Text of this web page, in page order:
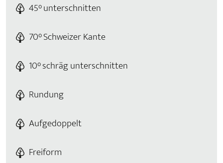
45° unterschnitten
70° Schweizer Kante
10° schräg unterschnitten
Rundung
Aufgedoppelt
Freiform